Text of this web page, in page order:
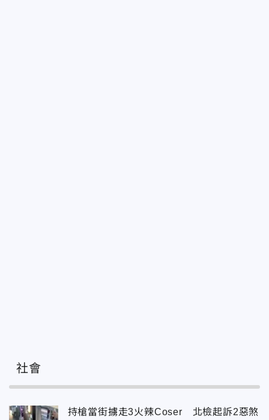
社會
持槍當街擄走3火辣Coser 北檢起訴2惡煞